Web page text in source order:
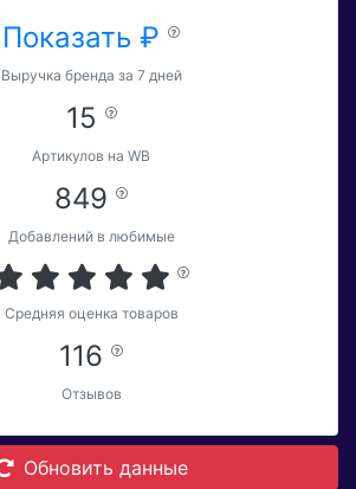
Показать ₽
Выручка бренда за 7 дней
15
Артикулов на WB
849
Добавлений в любимые
Средняя оценка товаров
116
Отзывов
Обновить данные